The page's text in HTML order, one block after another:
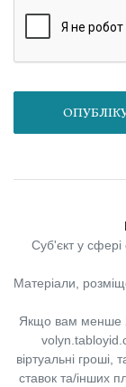
Суб'єкт у сфері
Матеріали,
Якщо вам менше
віртуальні
ставок та/інших